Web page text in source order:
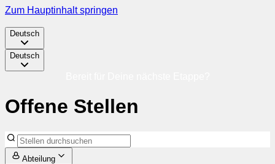
Zum Hauptinhalt springen
Deutsch
Deutsch
Offene Stellen
Abteilung